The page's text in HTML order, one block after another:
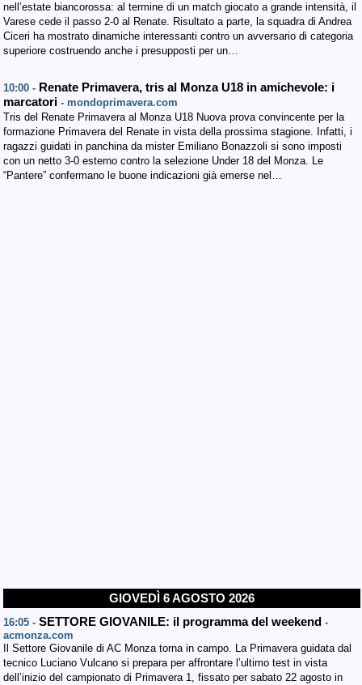
nell’estate biancorossa: al termine di un match giocato a grande intensità, il
Varese cede il passo 2-0 al Renate. Risultato a parte, la squadra di Andrea
Ciceri ha mostrato dinamiche interessanti contro un avversario di categoria
superiore costruendo anche i presupposti per un…
10:00 - Renate Primavera, tris al Monza U18 in amichevole: i
marcatori - mondoprimavera.com
Tris del Renate Primavera al Monza U18 Nuova prova convincente per la
formazione Primavera del Renate in vista della prossima stagione. Infatti, i
ragazzi guidati in panchina da mister Emiliano Bonazzoli si sono imposti
con un netto 3-0 esterno contro la selezione Under 18 del Monza. Le
“Pantere” confermano le buone indicazioni già emerse nel…
GIOVEDÌ 6 AGOSTO 2026
16:05 - SETTORE GIOVANILE: il programma del weekend -
acmonza.com
Il Settore Giovanile di AC Monza torna in campo. La Primavera guidata dal
tecnico Luciano Vulcano si prepara per affrontare l’ultimo test in vista
dell’inizio del campionato di Primavera 1, fissato per sabato 22 agosto in